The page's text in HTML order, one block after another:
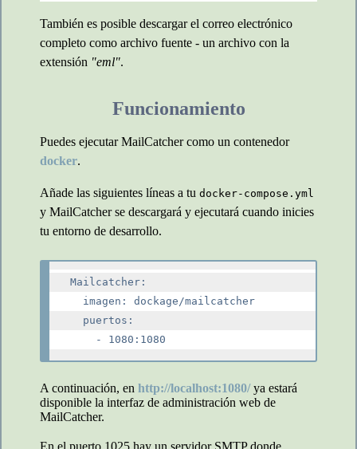
También es posible descargar el correo electrónico
completo como archivo fuente - un archivo con la
extensión "eml".
Funcionamiento
Puedes ejecutar MailCatcher como un contenedor
docker.
Añade las siguientes líneas a tu docker-compose.yml
y MailCatcher se descargará y ejecutará cuando inicies
tu entorno de desarrollo.
Mailcatcher:
  imagen: dockage/mailcatcher
  puertos:
A continuación, en http://localhost:1080/ya estará
disponible la interfaz de administración web de
MailCatcher.
En el puerto 1025 hay un servidor SMTP donde